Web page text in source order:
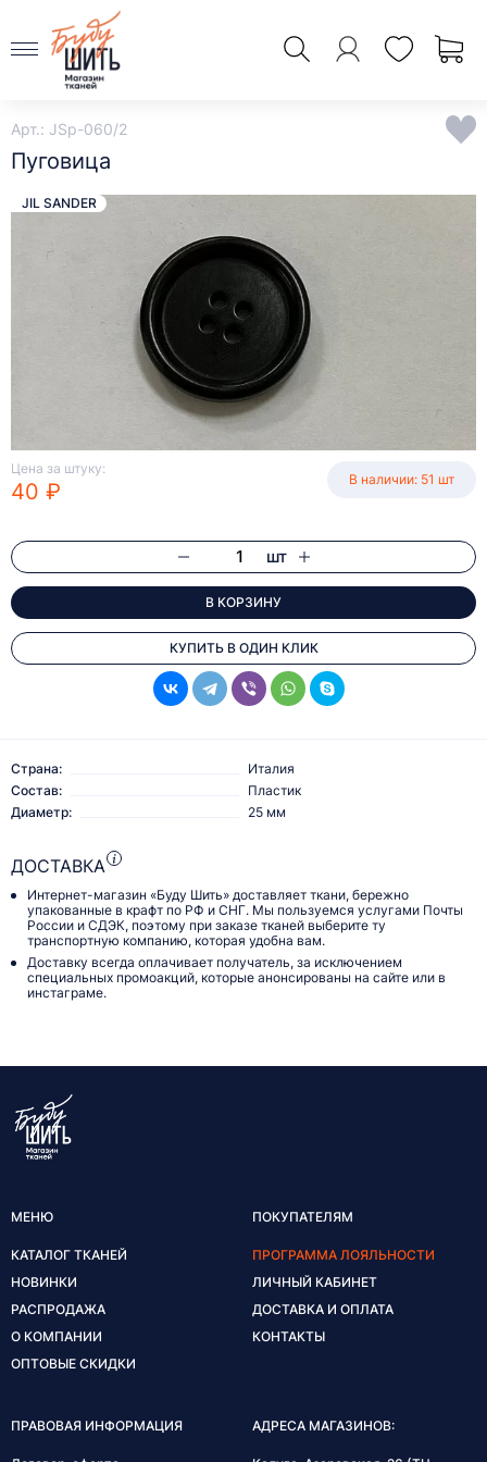
Арт.: JSp-060/2
Пуговица
Цена за штуку:
40 ₽ В наличии: 51 шт
шт
В КОРЗИНУ
КУПИТЬ В ОДИН КЛИК
JIL SANDER
Страна:
Италия
Состав:
Пластик
Диаметр:
25 мм
ДОСТАВКА
Интернет-магазин «Буду Шить» доставляет ткани, бережно
упакованные в крафт по РФ и СНГ. Мы пользуемся услугами Почты
России и СДЭК, поэтому при заказе тканей выберите ту
транспортную компанию, которая удобна вам.
Доставку всегда оплачивает получатель, за исключением
специальных промоакций, которые анонсированы на сайте или в
инстаграме.
МЕНЮ
КАТАЛОГ ТКАНЕЙ
НОВИНКИ
РАСПРОДАЖА
О КОМПАНИИ
ОПТОВЫЕ СКИДКИ
ПОКУПАТЕЛЯМ
ПРОГРАММА ЛОЯЛЬНОСТИ
ЛИЧНЫЙ КАБИНЕТ
ДОСТАВКА И ОПЛАТА
КОНТАКТЫ
ПРАВОВАЯ ИНФОРМАЦИЯ АДРЕСА МАГАЗИНОВ: